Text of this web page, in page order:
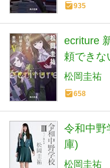
935
ecriture
頼できな
松岡圭祐
658
令和中野
庫)
松岡圭祐